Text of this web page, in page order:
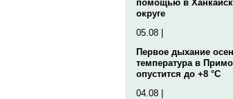
помощью в
округе
05.08 |
Первое дыхание
температура в
опустится до +8 °C
04.08 |